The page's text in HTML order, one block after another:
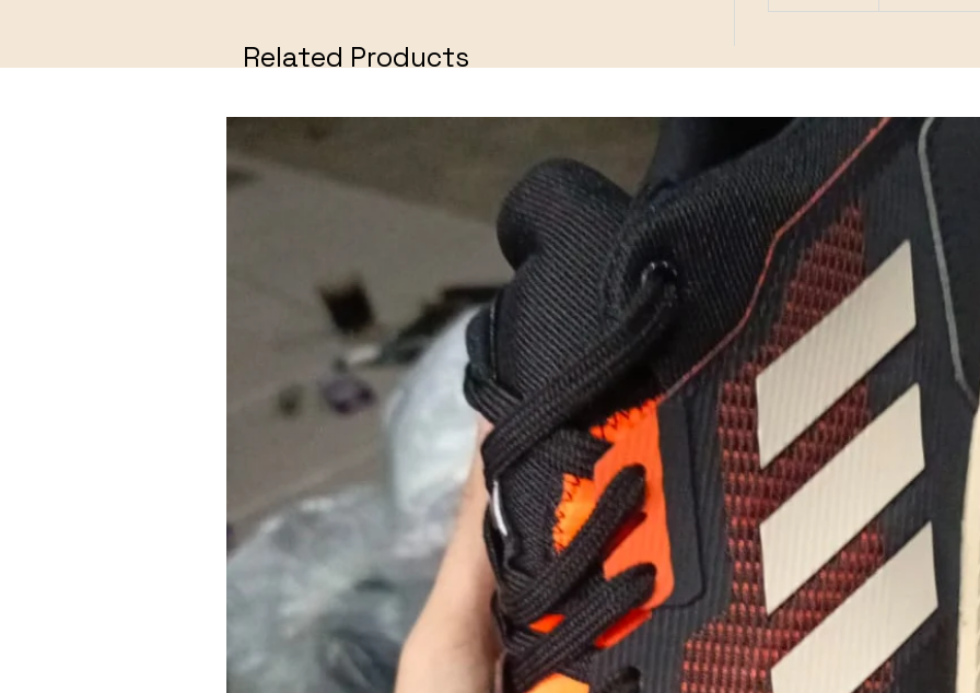
Related Products